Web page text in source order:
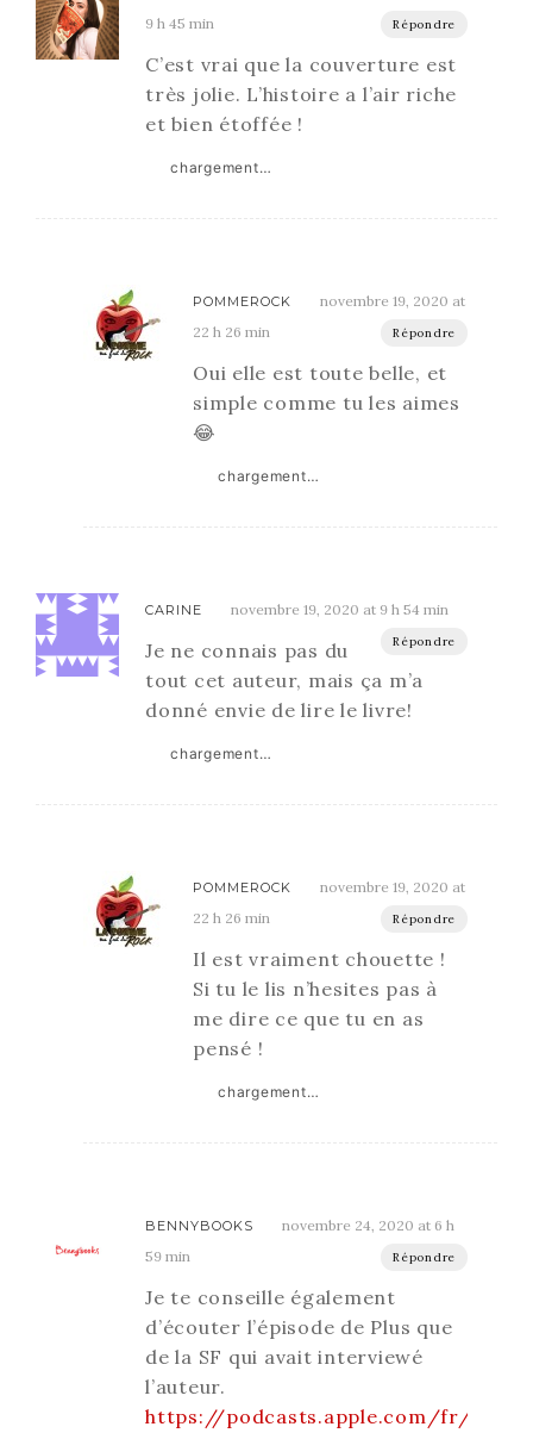
9 h 45 min
Répondre
C’est vrai que la couverture est
très jolie. L’histoire a l’air riche
et bien étoffée !
chargement…
POMMEROCK
novembre 19, 2020 at
22 h 26 min
Répondre
Oui elle est toute belle, et
simple comme tu les aimes
😂
chargement…
CARINE novembre 19, 2020 at 9 h 54 min
Répondre
Je ne connais pas du
tout cet auteur, mais ça m’a
donné envie de lire le livre!
chargement…
POMMEROCK
novembre 19, 2020 at
22 h 26 min
Répondre
Il est vraiment chouette !
Si tu le lis n’hesites pas à
me dire ce que tu en as
pensé !
chargement…
BENNYBOOKS
novembre 24, 2020 at 6 h
59 min
Répondre
Je te conseille également
d’écouter l’épisode de Plus que
de la SF qui avait interviewé
l’auteur.
https://podcasts.apple.com/fr/